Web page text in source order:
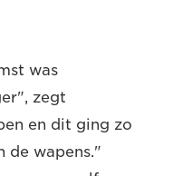
was
zegt
en dit ging zo
de wapens."